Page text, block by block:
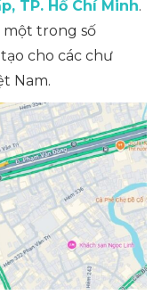
TP. Hồ Chí Minh.
một trong số
cho các chư
Nam.